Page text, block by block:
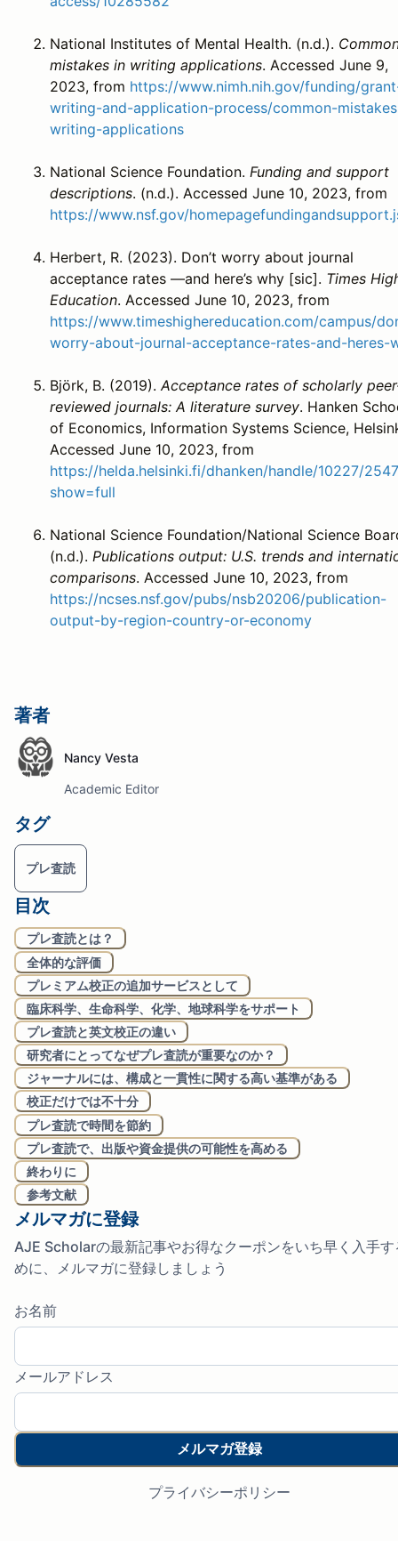
National Institutes of Mental Health. (n.d.).
mistakes in writing applications. Accessed June 9,
2023, from https://www.nimh.nih.gov/funding/
writing-and-application-process/common-
writing-applications
National Science Foundation. Funding and support
descriptions. (n.d.). Accessed June 10, 2023, from
https://www.nsf.gov/
Herbert, R. (2023). Don’t worry about journal
acceptance rates —and here’s why [sic]. Times
Education. Accessed June 10, 2023, from
https://www.timeshighereducation.com/campus/
worry-about-journal-acceptance-rates-and-heres-
Björk, B. (2019).Acceptance rates of scholarly
reviewed journals: A literature survey. Hanken
of Economics, Information Systems Science,
Accessed June 10, 2023, from
https://helda.helsinki.fi/dhanken/handle/10227/
show=full
National Science Foundation/National Science
(n.d.). Publications output: U.S. trends and
comparisons. Accessed June 10, 2023, from
https://ncses.nsf.gov/pubs/nsb20206/publication-
output-by-region-country-or-economy
著者
Nancy Vesta
Academic Editor
タグ
プレ査読
目次
プレ査読とは？
全体的な評価
プレミアム校正の追加サービスとして
臨床科学、生命科学、化学、地球科学をサポート
プレ査読と英文校正の違い
研究者にとってなぜプレ査読が重要なのか？
ジャーナルには、構成と一貫性に関する高い基準がある
校正だけでは不十分
プレ査読で時間を節約
プレ査読で、出版や資金提供の可能性を高める
終わりに
参考文献
メルマガに登録
AJE Scholarの最新記事やお得なクーポンをいち早く入手す
めに、メルマガに登録しましょう
お名前
メールアドレス
メルマガ登録
プライバシーポリシー